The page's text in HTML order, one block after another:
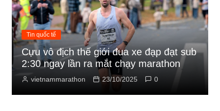
Tin quốc tế
Cựu vô địch thế giới đua xe đạp đạt sub
2:30 ngay lần ra mắt chạy marathon
vietnammarathon 23/10/2025 0